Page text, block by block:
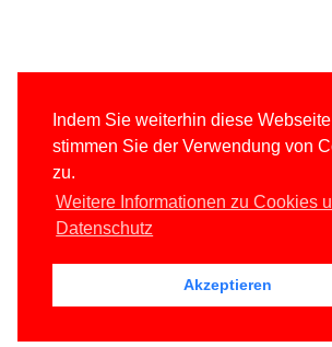
Indem Sie weiterhin diese
stimmen Sie der Verwendung von
zu.
Weitere Informationen zu Cookies
Datenschutz
Akzeptieren